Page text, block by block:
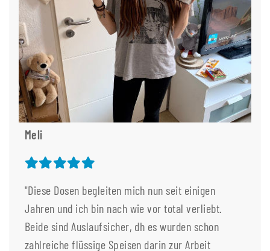
Meli
"Diese Dosen begleiten mich nun seit einigen
Jahren und ich bin nach wie vor total verliebt.
Beide sind Auslaufsicher, dh es wurden schon
zahlreiche flüssige Speisen darin zur Arbeit